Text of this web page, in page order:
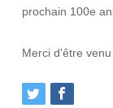
prochain 100e
Merci d'être